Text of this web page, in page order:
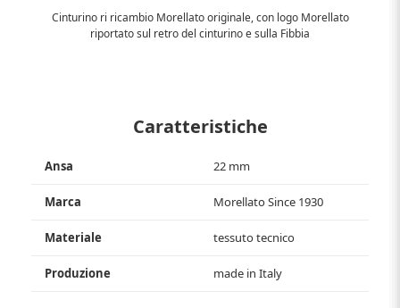
Cinturino ri ricambio Morellato originale, con logo Morellato
riportato sul retro del cinturino e sulla Fibbia
Caratteristiche
Ansa 22 mm
Marca Morellato Since 1930
Materiale tessuto tecnico
Produzione made in Italy